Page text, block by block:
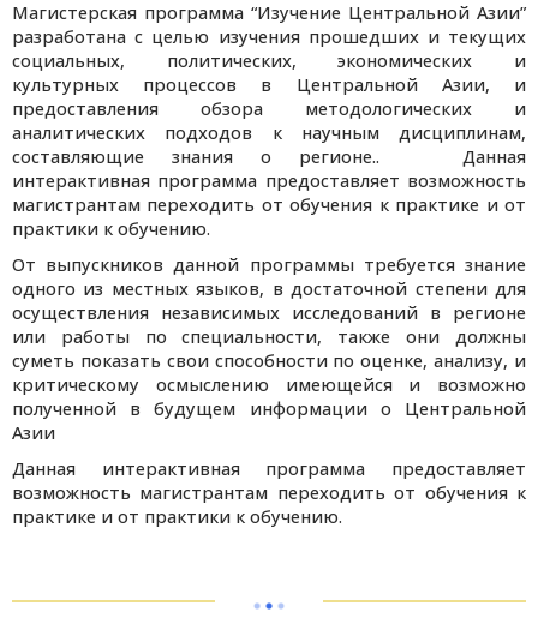
Магистерская программа “Изучение Центральной Азии”
разработана с целью изучения прошедших и текущих
социальных, политических, экономических и
культурных процессов в Центральной Азии, и
предоставления обзора методологических и
аналитических подходов к научным дисциплинам,
составляющие знания о регионе.. Данная
интерактивная программа предоставляет возможность
магистрантам переходить от обучения к практике и от
практики к обучению.
От выпускников данной программы требуется знание
одного из местных языков, в достаточной степени для
осуществления независимых исследований в регионе
или работы по специальности, также они должны
суметь показать свои способности по оценке, анализу, и
критическому осмыслению имеющейся и возможно
полученной в будущем информации о Центральной
Азии
Данная интерактивная программа предоставляет
возможность магистрантам переходить от обучения к
практике и от практики к обучению.